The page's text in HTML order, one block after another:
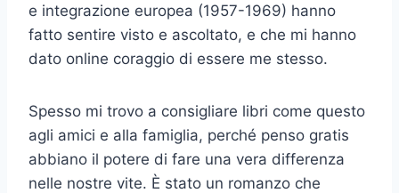
e integrazione europea (1957-1969) hanno
fatto sentire visto e ascoltato, e che mi hanno
dato online coraggio di essere me stesso.
Spesso mi trovo a consigliare libri come questo
agli amici e alla famiglia, perché penso gratis
abbiano il potere di fare una vera differenza
nelle nostre vite. È stato un romanzo che